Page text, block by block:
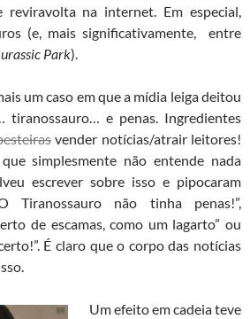
reviravolta na internet. Em especial,
(e, mais significativamente, entre
Park).
um caso em que a mídia leiga deitou
tiranossauro… e penas. Ingredientes
vender notícias/atrair leitores!
simplesmente não entende nada
escrever sobre isso e pipocaram
Tiranossauro não tinha penas!”,
de escamas, como um lagarto” ou
É claro que o corpo das notícias
Um efeito em cadeia teve